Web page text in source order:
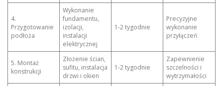
4.
Przygotowanie
podłoża
Wykonanie
fundamentu,
izolacji,
instalacji
elektrycznej
1‑2 tygodnie
Precyzyjne
wykonanie
przyłączeń
5. Montaż
konstrukcji
Złożenie ścian,
sufitu, instalacja
drzwi i okien
1‑2 tygodnie
Zapewnienie
szczelności i
wytrzymałości